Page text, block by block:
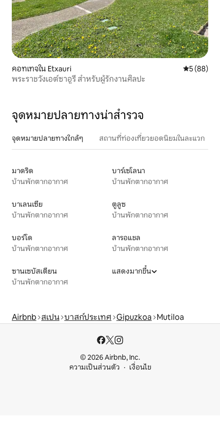
คอทเทจใน Etxauri คะแนนเฉลี่
5 (88)
พระราชวังเอต์ซาอูรี สำหรับผู้รักงานศิลปะ
จุดหมายปลายทางน่าสำรวจ
จุดหมายปลายทางใกล้ๆ สถานที่ท่องเที่ยวยอดนิยมในละแวก
มาดริด
บ้านพักตากอากาศ
บาร์เซโลนา
บ้านพักตากอากาศ
บาเลนเซีย
บ้านพักตากอากาศ
ตูลูซ
บ้านพักตากอากาศ
บอร์โด
บ้านพักตากอากาศ
ลารอแชล
บ้านพักตากอากาศ
ซานเซบัสเตียน
บ้านพักตากอากาศ
แสดงมากขึ้น
Airbnb สเปน บาสก์ประเทศ Gipuzkoa Mutiloa
© 2026 Airbnb, Inc.
ความเป็นส่วนตัว
เงื่อนไข